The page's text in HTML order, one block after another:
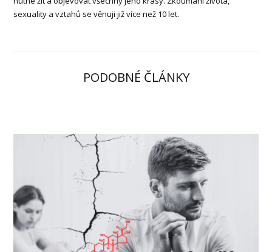
sexuality a vztahů se věnuji již více než 10 let.
PODOBNÉ ČLÁNKY